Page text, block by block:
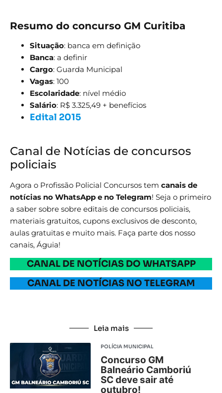
Resumo do concurso GM Curitiba
Situação: banca em definição
Banca: a definir
Cargo: Guarda Municipal
Vagas: 100
Escolaridade: nível médio
Salário: R$ 3.325,49 + benefícios
Edital 2015
Canal de Notícias de concursos
policiais
Agora o Profissão Policial Concursos tem canais de
notícias no WhatsApp e no Telegram! Seja o primeiro
a saber sobre sobre editais de concursos policiais,
materiais gratuitos, cupons exclusivos de desconto,
aulas gratuitas e muito mais. Faça parte dos nosso
canais, Águia!
CANAL DE NOTÍCIAS DO WHATSAPP
CANAL DE NOTÍCIAS NO TELEGRAM
Leia mais
POLÍCIA MUNICIPAL
Concurso GM
Balneário Camboriú
SC deve sair até
outubro!